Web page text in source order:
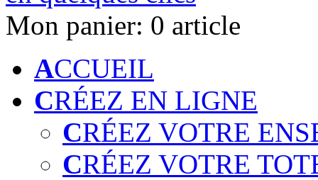
Mon panier: 0 article
ACCUEIL
CRÉEZ EN LIGNE
CRÉEZ VOTRE
CRÉEZ VOTRE